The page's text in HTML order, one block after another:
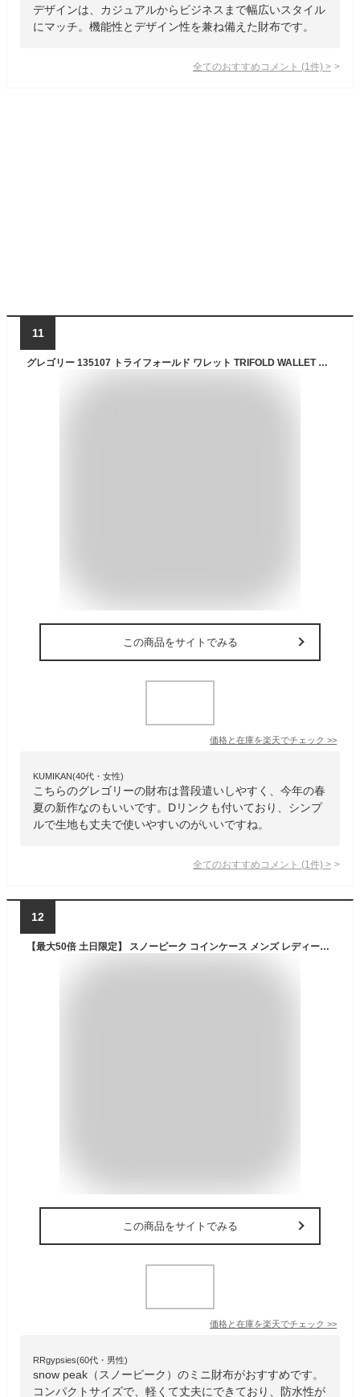
デザインは、カジュアルからビジネスまで幅広いスタイル
にマッチ。機能性とデザイン性を兼ね備えた財布です。
全てのおすすめコメント (1 件) >
11
グレゴリー 135107 トライフォールド ワレット TRIFOLD WALLET メンズ レディース ワレット ウォレット 財布 子供 ジュニア アウトドア 登山 通勤 通学 旅行 普段使い ライフスタイル シンプル 使いやすい 収納 Dリング 26ss 春夏新作
この商品をサイトでみる
価格と在庫を楽天でチェック >>
KUMIKAN(40代・女性)
こちらのグレゴリーの財布は普段遣いしやすく、今年の春
夏の新作なのもいいです。Dリンクも付いており、シンプ
ルで生地も丈夫で使いやすいのがいいですね。
全てのおすすめコメント (1 件) >
12
【最大50倍 土日限定】 スノーピーク コインケース メンズ レディース コンパクト snow peak ブランド おしゃれ 財布 ミニ財布 コンパクト 小さい 小さめ 軽い 軽量 防水 丈夫 小銭入れ アウトドア ウォレット ECOPAK Sling Wallet AC-25SU414
この商品をサイトでみる
価格と在庫を楽天でチェック >>
RRgypsies(60代・男性)
snow peak（スノーピーク）のミニ財布がおすすめです。
コンパクトサイズで、軽くて丈夫にできており、防水性が